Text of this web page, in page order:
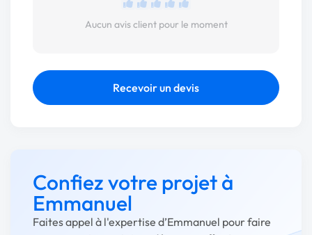
Aucun avis client pour le moment
Recevoir un devis
Confiez votre projet à
Emmanuel
Faites appel à l'expertise d’Emmanuel pour faire